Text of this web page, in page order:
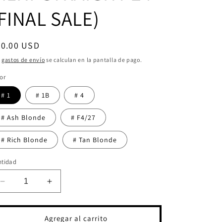
SALE)
USD
gastos de envío se calculan en la pantalla de pago.
# 1 # 1B # 4
# Ash Blonde # F4/27
# Rich Blonde # Tan Blonde
Reducir
cantidad
para
Aumentar
cantidad
para
WRAP
Agregar al carrito